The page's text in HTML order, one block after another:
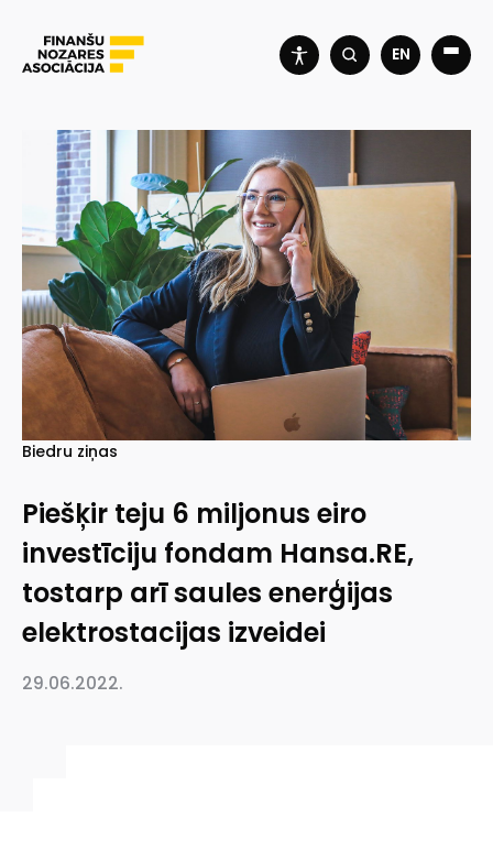
EN
Biedru ziņas
Piešķir teju 6 miljonus eiro
investīciju fondam Hansa.RE,
tostarp arī saules enerģijas
elektrostacijas izveidei
29.06.2022.